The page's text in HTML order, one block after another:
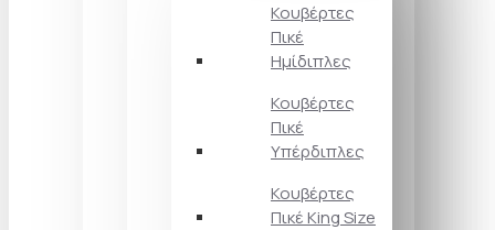
Κουβέρτες
Πικέ
Ημίδιπλες
Κουβέρτες
Πικέ
Υπέρδιπλες
Κουβέρτες
Πικέ King Size